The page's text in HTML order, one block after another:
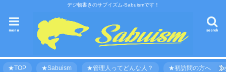
デジ物書きのサブイズム-Sabuismです！
search
menu
★TOP ★Sabuism ★管理人ってどんな人？ ★初訪問の方へ 【